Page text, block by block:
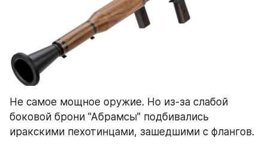
Не самое мощное оружие. Но из-за слабой
боковой брони "Абрамсы" подбивались
иракскими пехотинцами, зашедшими с флангов.